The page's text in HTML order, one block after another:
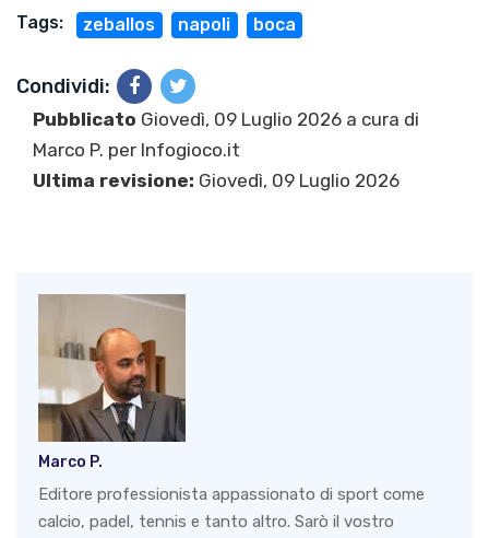
Tags: zeballos napoli boca
Condividi:
Pubblicato Giovedì, 09 Luglio 2026 a cura di
Marco P. per Infogioco.it
Ultima revisione: Giovedì, 09 Luglio 2026
Marco P.
Editore professionista appassionato di sport come
calcio, padel, tennis e tanto altro. Sarò il vostro